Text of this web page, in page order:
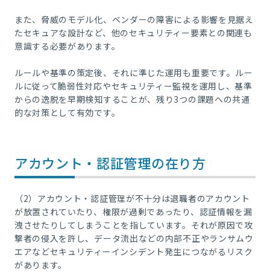
また、脅威のモデル化、ベンダーの障害による影響を見据え
たセキュアな設計など、他のセキュリティー要素との関連も
意識する必要があります。
ルールや基準の策定後、それに準じた運用も重要です。ルー
ルに従って脆弱性対応やセキュリティー監視を運用し、基準
からの逸脱を早期検知することが、残り3つの課題への共通
的な対策として有効です。
アカウント・認証管理の在り方
（2）アカウント・認証管理が不十分は退職者のアカウント
が放置されていたり、権限が過剰であったり、認証情報を漏
洩させたりしてしまうことを指しています。それが原因で攻
撃者の侵入を許し、データ流出などの内部不正やランサムウ
エアなどセキュリティーインシデント発生につながるリスク
があります。